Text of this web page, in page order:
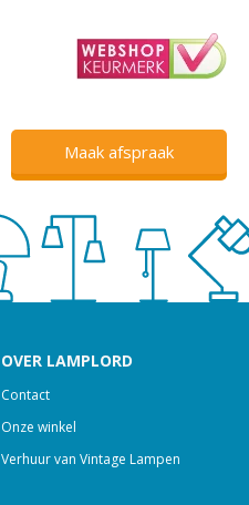
Maak afspraak
OVER LAMPLORD
Contact
Onze winkel
Verhuur van Vintage Lampen